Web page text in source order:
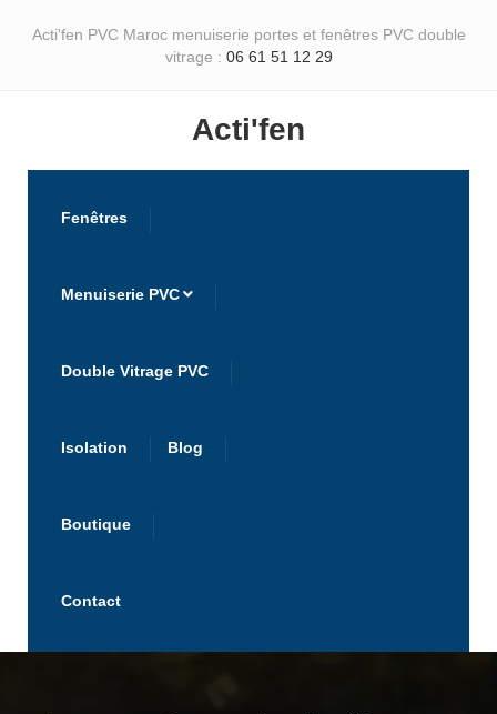
Acti'fen PVC Maroc menuiserie portes et fenêtres PVC double
vitrage : 06 61 51 12 29
Acti'fen
Fenêtres
Menuiserie PVC
Double Vitrage PVC
Isolation Blog
Boutique
Contact